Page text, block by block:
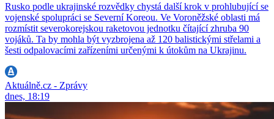
Rusko podle ukrajinské rozvědky chystá další krok v prohlubující se
vojenské spolupráci se Severní Koreou. Ve Voroněžské oblasti má
rozmístit severokorejskou raketovou jednotku čítající zhruba 90
vojáků. Ta by mohla být vyzbrojena až 120 balistickými střelami a
šesti odpalovacími zařízeními určenými k útokům na Ukrajinu.
Aktuálně.cz - Zprávy
dnes, 18:19